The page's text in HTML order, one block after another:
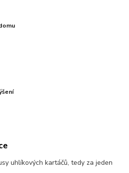
uhlíkových kartáčů, tedy za jeden